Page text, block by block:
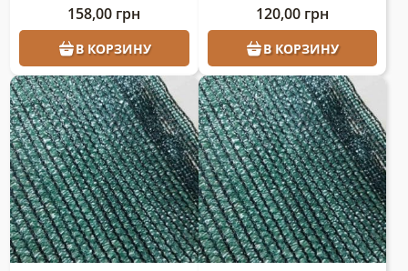
158,00 грн
В КОРЗИНУ
120,00 грн
В КОРЗИНУ